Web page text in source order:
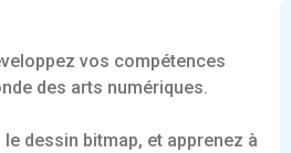
vos compétences
des arts numériques.
dessin bitmap, et apprenez à